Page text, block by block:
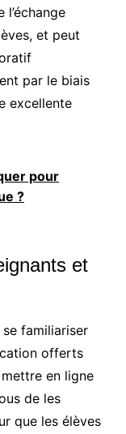
et peut
par le biais
excellente
pour
?
et
familiariser
offerts
en ligne
de les
que les élèves